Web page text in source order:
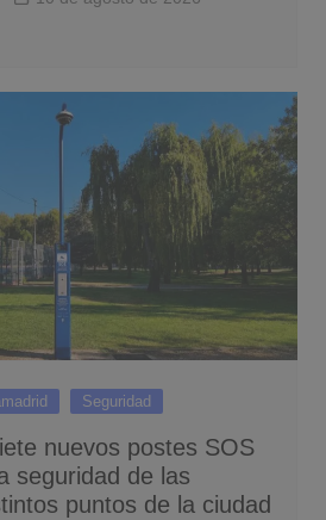
Seguridad
nuevos postes SOS
seguridad de las
puntos de la ciudad